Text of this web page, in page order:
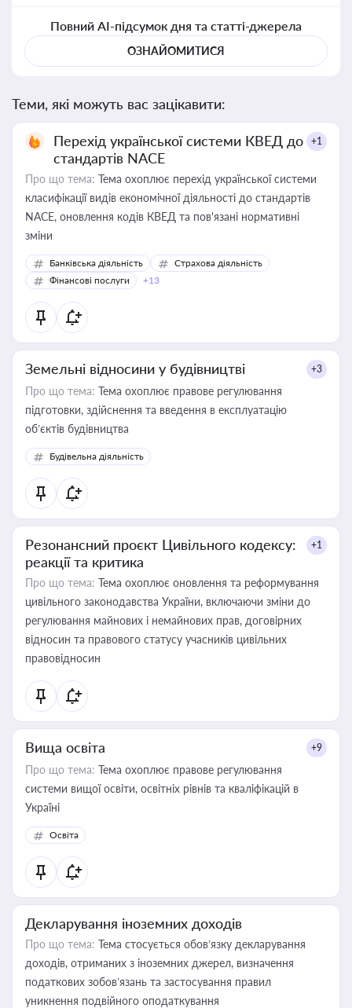
Повний AI-підсумок дня та статті-джерела
ОЗНАЙОМИТИСЯ
Теми, які можуть вас зацікавити:
Перехід української системи КВЕД до
стандартів NACE
+1
Про що тема: Тема охоплює перехід української системи
класифікації видів економічної діяльності до стандартів
NACE, оновлення кодів КВЕД та пов'язані нормативні
зміни
Банківська діяльність
Страхова діяльність
Фінансові послуги
+13
Земельні відносини у будівництві +3
Про що тема: Тема охоплює правове регулювання
підготовки, здійснення та введення в експлуатацію
об’єктів будівництва
Будівельна діяльність
Резонансний проєкт Цивільного кодексу:
реакції та критика
+1
Про що тема: Тема охоплює оновлення та реформування
цивільного законодавства України, включаючи зміни до
регулювання майнових і немайнових прав, договірних
відносин та правового статусу учасників цивільних
правовідносин
Вища освіта +9
Про що тема: Тема охоплює правове регулювання
системи вищої освіти, освітніх рівнів та кваліфікацій в
Україні
Освіта
Декларування іноземних доходів
Про що тема: Тема стосується обов’язку декларування
доходів, отриманих з іноземних джерел, визначення
податкових зобов’язань та застосування правил
уникнення подвійного оподаткування